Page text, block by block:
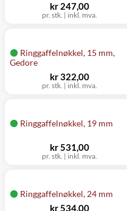
pr. stk. | inkl. mva.
kr 247,00
Ringgaffelnøkkel, 15 mm,
Gedore
pr. stk. | inkl. mva.
kr 322,00
Ringgaffelnøkkel, 19 mm
pr. stk. | inkl. mva.
kr 531,00
Ringgaffelnøkkel, 24 mm
kr 534,00